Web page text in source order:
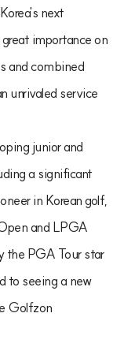
next
importance on
and combined
unrivaled service
junior and
a significant
in Korean golf,
and LPGA
the PGA Tour star
to seeing a new
Golfzon